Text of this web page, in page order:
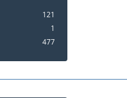
121
1
477